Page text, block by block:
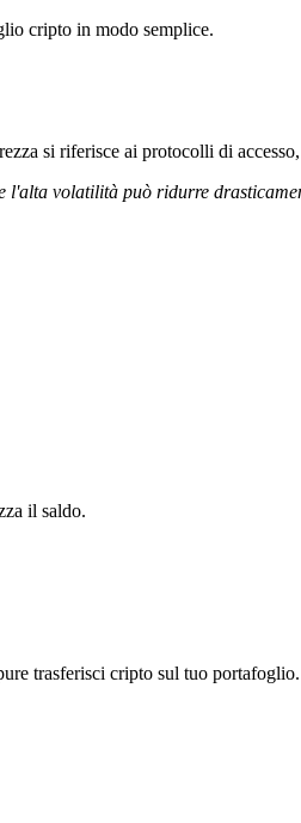
cripto in modo semplice.
si riferisce ai protocolli di
l'alta volatilità può ridurre
il saldo.
trasferisci cripto sul tuo portafoglio.